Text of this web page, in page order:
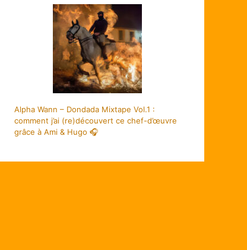
Alpha Wann – Dondada Mixtape Vol.1 :
comment j’ai (re)découvert ce chef-d’œuvre
grâce à Ami & Hugo 🎧